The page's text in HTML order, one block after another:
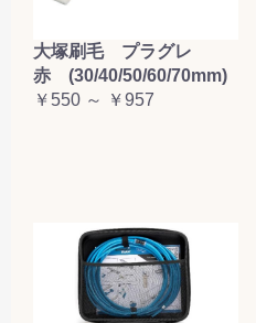
大塚刷毛 プラグレ
赤 (30/40/50/60/70mm)
￥550 ～ ￥957